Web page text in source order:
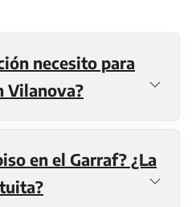
necesito para
Vilanova?
en el Garraf? ¿La